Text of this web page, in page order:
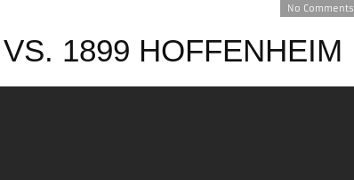
No Comments
1899 HOFFENHEIM